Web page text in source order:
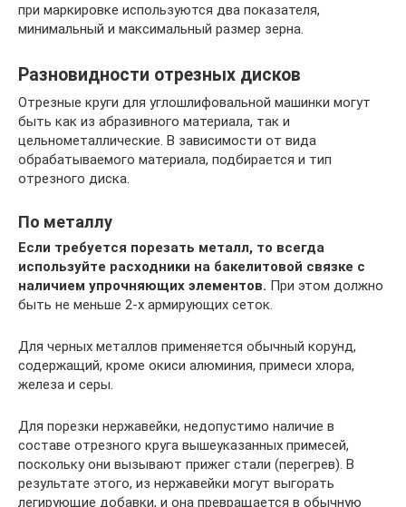
при маркировке используются два показателя,
минимальный и максимальный размер зерна.
Разновидности отрезных дисков
Отрезные круги для углошлифовальной машинки могут
быть как из абразивного материала, так и
цельнометаллические. В зависимости от вида
обрабатываемого материала, подбирается и тип
отрезного диска.
По металлу
Если требуется порезать металл, то всегда
используйте расходники на бакелитовой связке с
наличием упрочняющих элементов. При этом должно
быть не меньше 2-х армирующих сеток.
Для черных металлов применяется обычный корунд,
содержащий, кроме окиси алюминия, примеси хлора,
железа и серы.
Для порезки нержавейки, недопустимо наличие в
составе отрезного круга вышеуказанных примесей,
поскольку они вызывают прижег стали (перегрев). В
результате этого, из нержавейки могут выгорать
легирующие добавки, и она превращается в обычную